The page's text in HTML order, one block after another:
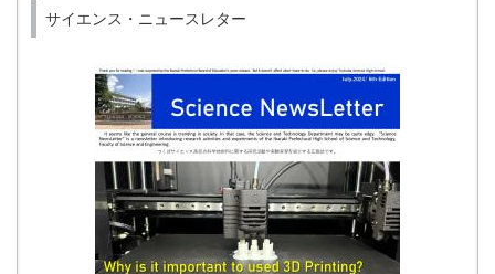
サイエンス・ニュースレター